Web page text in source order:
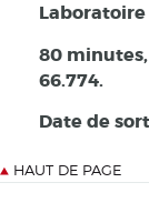
Laboratoire
80
66.774.
Date de
HAUT DE PAGE